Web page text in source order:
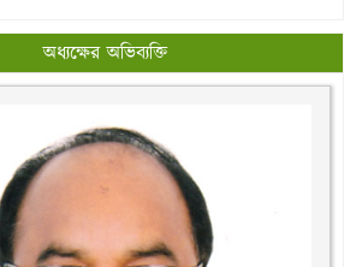
অধ্যক্ষের অভিব্যক্তি